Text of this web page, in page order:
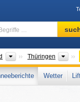
…
suchen
LänderThüringen
Wetter